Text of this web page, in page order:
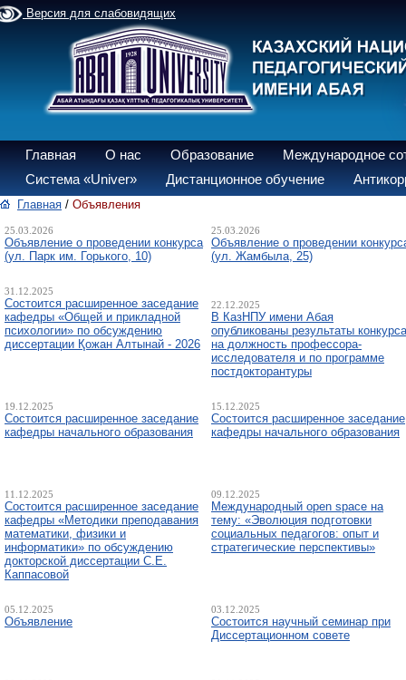
Версия для слабовидящих
Главная О нас Образование
Международное
Система «Univer»
Дистанционное обучение
Главная / Объявления
25.03.2026
Объявление о проведении конкурса
(ул. Парк им. Горького, 10)
25.03.2026
Объявление о проведении
(ул. Жамбыла, 25)
31.12.2025
Состоится расширенное заседание
кафедры «Общей и прикладной
психологии» по обсуждению
диссертации Қожан Алтынай - 2026
22.12.2025
В КазНПУ имени Абая
опубликованы результаты конкурса
на должность профессора-
исследователя и по программе
постдокторантуры
19.12.2025
Состоится расширенное заседание
кафедры начального образования
15.12.2025
Состоится расширенное заседание
кафедры начального образования
11.12.2025
Состоится расширенное заседание
кафедры «Методики преподавания
математики, физики и
информатики» по обсуждению
докторской диссертации С.Е.
Каппасовой
09.12.2025
Международный open space на
тему: «Эволюция подготовки
социальных педагогов: опыт и
стратегические перспективы»
05.12.2025
Объявление
03.12.2025
Состоится научный семинар при
Диссертационном совете